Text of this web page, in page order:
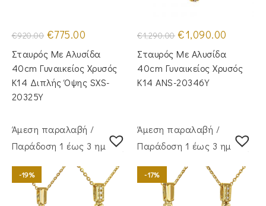
€920.00 Original
price
was:
€920.00.
€775.00
τιμή
είναι:
€775.00.
Σταυρός Με Αλυσίδα
40cm Γυναικείος Χρυσός
Κ14 Διπλής Όψης SXS-
20325Y
€1,290.00 Original
price
was:
€1,290.00.
€1,090.00
είναι:
€1,090.00.
Σταυρός Mε Aλυσίδα
40cm Γυναικείος Χρυσός
Κ14 ANS-20346Y
Άμεση παραλαβή /
Παράδoση 1 έως 3 ημέρες
-19%
Άμεση παραλαβή /
Παράδoση 1 έως 3 ημέρες
-17%